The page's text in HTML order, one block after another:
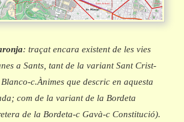
: traçat encara existent de les vies
a Sants, tant de la variant Sant Crist-
Blanco-c.Ànimes que descric en aquesta
com de la variant de la Bordeta
de la Bordeta-c Gavà-c Constitució).